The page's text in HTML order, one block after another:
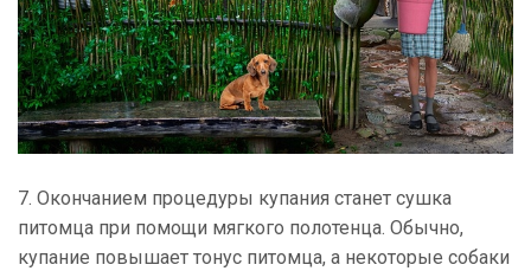
7. Окончанием процедуры купания станет сушка
питомца при помощи мягкого полотенца. Обычно,
купание повышает тонус питомца, а некоторые собаки